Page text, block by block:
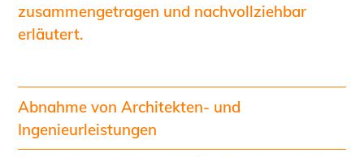
Stellenbörse
Sachverständige
Prüfsachverständige
Qualifizierte Tragwerksplaner/-innen
zusammengetragen und nachvollziehbar
erläutert.
Abnahme von Architekten- und
Ingenieurleistungen